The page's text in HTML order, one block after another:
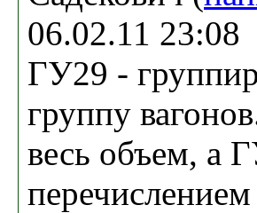
06.02.11 23:08
ГУ29 -
группу
весь объем, а
перечислением